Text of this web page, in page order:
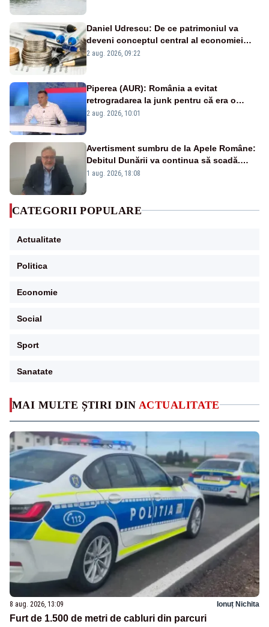
MAI MULTE ȘTIRI DIN ACTUALITATE
8 aug. 2026, 13:09 Ionuț Nichita
Furt de 1.500 de metri de cabluri din parcuri
Daniel Udrescu: De ce patrimoniul va
deveni conceptul central al economiei
viitoare?
2 aug. 2026, 09:22
Piperea (AUR): România a evitat
retrogradarea la junk pentru că era o
catastrofă pentru bănci și fondurile de
2 aug. 2026, 10:01
Avertisment sumbru de la Apele Române:
Debitul Dunării va continua să scadă.
Cernavodă s-ar putea închide în 4 zile
1 aug. 2026, 18:08
CATEGORII POPULARE
Actualitate
Politica
Economie
Social
Sport
Sanatate